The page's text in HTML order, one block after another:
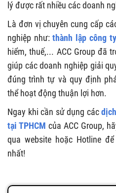
lý được rất nhiều các doanh
Là đơn vị chuyên cung cấp
nghiệp như:thành lập công
hiểm, thuế,... ACC Group đã
giúp các doanh nghiệp giải
đúng trình tự và quy định
thể hoạt động thuận lợi hơn.
Ngay khi cần sử dụng các
tại TPHCM của ACC Group,
qua website hoặc Hotline
nhất!